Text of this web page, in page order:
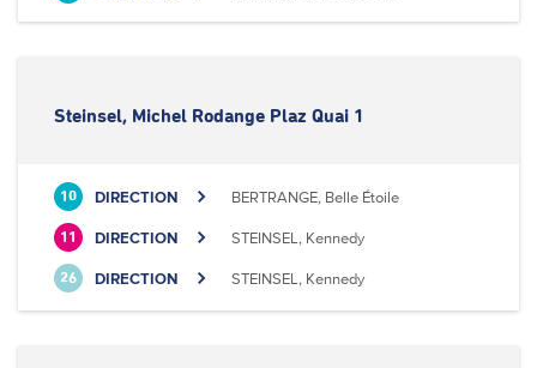
Steinsel, Michel Rodange Plaz Quai 1
10 DIRECTION BERTRANGE, Belle Étoile
11 DIRECTION STEINSEL, Kennedy
26 DIRECTION STEINSEL, Kennedy